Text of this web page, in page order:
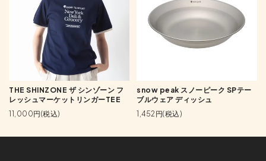
THE SHINZONE ザ シンゾーン フ
レッシュマーケットリンガーTEE
11,000円(税込)
snow peak スノーピーク SPテー
ブルウェア ディッシュ
1,452円(税込)